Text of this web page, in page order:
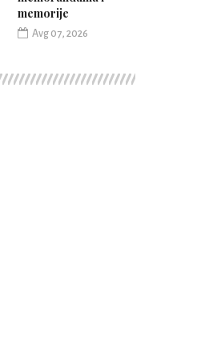
memorije
Avg 07, 2026